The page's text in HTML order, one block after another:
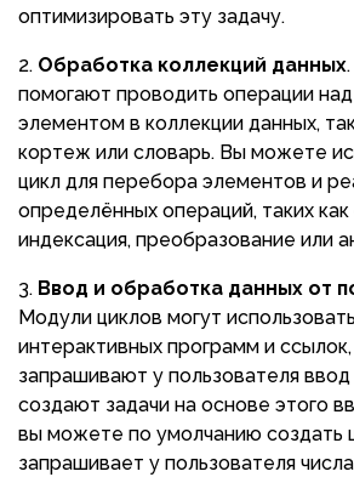
оптимизировать эту задачу.
Обработка коллекций данных
помогают проводить операции
элементом в коллекции данных,
кортеж или словарь. Вы можете
цикл для перебора элементов и
определённых операций, таких как
индексация, преобразование или
Ввод и обработка данных от
Модули циклов могут
интерактивных программ и
запрашивают у пользователя
создают задачи на основе этого
вы можете по умолчанию создать
запрашивает у пользователя